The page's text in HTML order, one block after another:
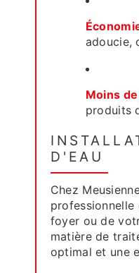
adoucie,
Moins
produits
D'EAU
Chez
foyer ou de
matière de
optimal et une